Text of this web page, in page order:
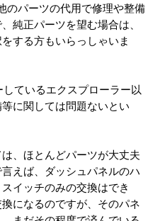
のパーツの代用で修理や整備
純正パーツを望む場合は、
する方もいらっしゃいま
ているエクスプローラー以
に関しては問題ないとい
、ほとんどパーツが大丈夫
えば、ダッシュパネルのハ
イッチのみの交換はでき
になるのですが、そのパネ